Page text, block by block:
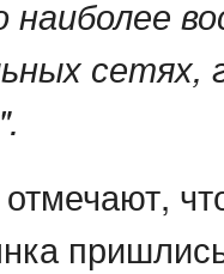
наиболее
сетях,